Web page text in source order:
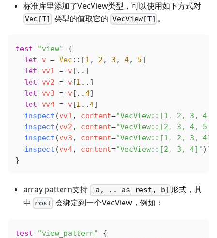
标准库里添加了VecView类型，可以使用如下方式对
Vec[T] 类型的值取它的 VecView[T] 。
test "view"
{
  let
v = Vec ::[1 , 2 , 3 , 4, 5]
  let
vv1 = v [..]
  let
vv2 = v [1 ..]
  let
vv3 = v [..4]
  let
vv4 = v [1 ..4]
  inspect
(vv1 , content="VecView::[1, 2, 3, 4,
  inspect
(vv2 , content="VecView::[2, 3, 4, 5]"
  inspect
(vv3 , content="VecView::[1, 2, 3, 4]"
  inspect
(vv4, content="VecView::[2, 3, 4]" )?
}
array pattern支持 [a, .. as rest, b] 形式，其
中
rest 会绑定到一个VecView，例如：
test "view_pattern"
{